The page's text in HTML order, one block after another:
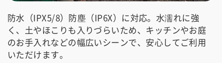
防水（IPX5/8）防塵（IP6X）に対応。水濡れに強
く、土やほこりも入りづらいため、キッチンやお庭
のお手入れなどの幅広いシーンで、安心してご利用
いただけます。